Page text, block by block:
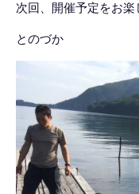
次回、開催予定をお楽
とのづか